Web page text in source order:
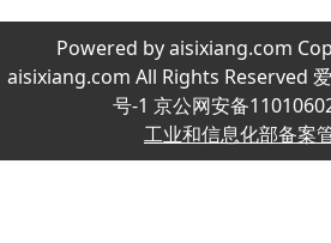
Powered by aisixiang.com
aisixiang.com All Rights Reserved
号-1 京公网安备
工业和信息化部备案